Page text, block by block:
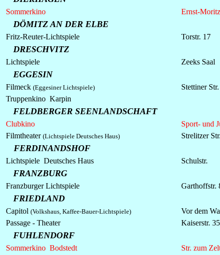
Sommerkino Ernst-
DÖMITZ AN DER ELBE
Fritz-Reuter-Lichtspiele Torstr. 17
DRESCHVITZ
Lichtspiele Zeeks Saal
EGGESIN
Filmeck (Eggesiner Lichtspiele)
Stettiner
Truppenkino Karpin
FELDBERGER SEENLANDSCHAFT
Clubkino
Sport- und
Filmtheater (Lichtspiele Deutsches Haus) Strelitzer
FERDINANDSHOF
Lichtspiele Deutsches Haus Schulstr.
FRANZBURG
Franzburger Lichtspiele Garthoffstr.
FRIEDLAND
Capitol (Volkshaus, Kaffee-Bauer-Lichtspiele)
Vor dem
Passage - Theater
Kaiserstr.
FUHLENDORF
Sommerkino Bodstedt Str. zum